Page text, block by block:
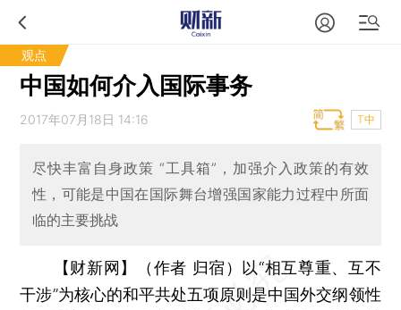
观点
中国如何介入国际事务
2017年07月18日 14:16 T中
尽快丰富自身政策 “工具箱”，加强介入政策的有效
性，可能是中国在国际舞台增强国家能力过程中所面
临的主要挑战
【财新网】（作者 归宿）
以“相互尊重、互不
干涉”为核心的和平共处五项原则是中国外交纲领性